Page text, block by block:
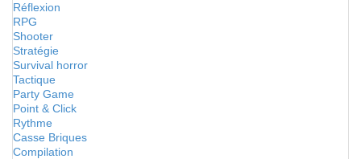
Réflexion
RPG
Shooter
Stratégie
Survival horror
Tactique
Party Game
Point & Click
Rythme
Casse Briques
Compilation